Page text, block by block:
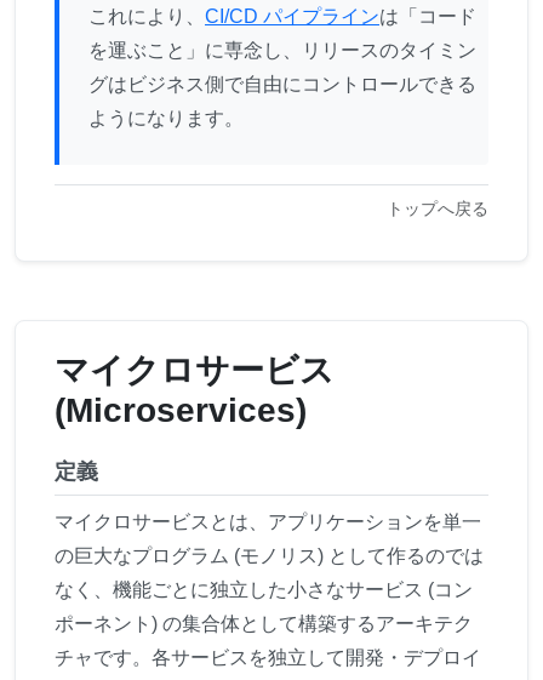
これにより、 CI/CD パイプラインは「コード
を運ぶこと」に専念し、リリースのタイミン
グはビジネス側で自由にコントロールできる
ようになります。
トップへ戻る
マイクロサービス
(Microservices)
定義
マイクロサービスとは、アプリケーションを単一
の巨大なプログラム (モノリス) として作るのでは
なく、機能ごとに独立した小さなサービス (コン
ポーネント) の集合体として構築するアーキテク
チャです。各サービスを独立して開発・デプロイ